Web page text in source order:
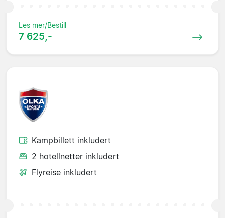
Les mer/Bestill
7 625,-
Kampbillett inkludert
2 hotellnetter inkludert
Flyreise inkludert